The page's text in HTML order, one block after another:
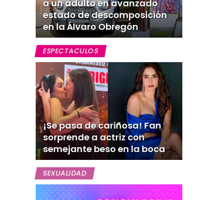
a un adulto en avanzado
estado de descomposición
en la Álvaro Obregón
ESPECTACULOS
¡Se pasa de cariñosa! Fan
sorprende a actriz con
semejante beso en la boca
SEXUALIDAD